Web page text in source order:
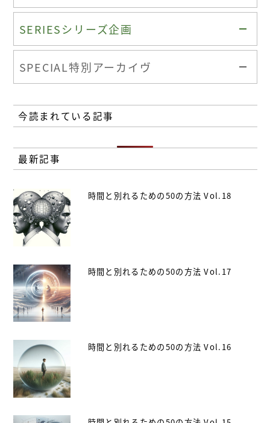
SERIESシリーズ企画
SPECIAL特別アーカイヴ
今読まれている記事
最新記事
時間と別れるための50の方法 Vol.18
時間と別れるための50の方法 Vol.17
時間と別れるための50の方法 Vol.16